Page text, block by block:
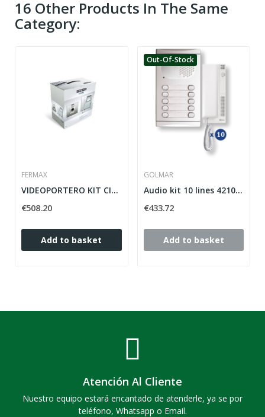
16 Other Products In The Same
Category:
FERMAX
VIDEOPORTERO KIT CITY VDS FERMAX 1 LINE, COLOR
€508.20
Add to basket
Out-Of-Stock
GOLMAR
Audio kit 10 lines 4210/AL
€433.72
Add to basket
Atención Al Cliente
Nuestro equipo estará encantado de atenderle, ya se por
teléfono, Whatsapp o Email.